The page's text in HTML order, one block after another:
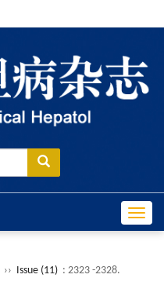
›› Issue (11) : 2323 -2328.